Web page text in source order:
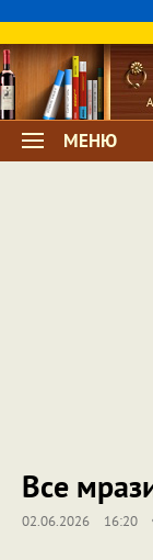
МЕНЮ
Все
02.06.2026 16:20